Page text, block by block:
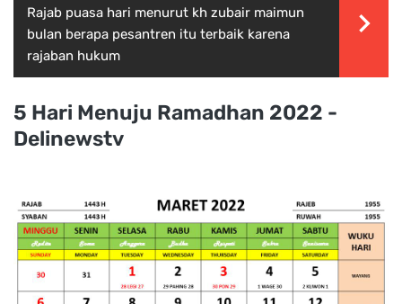
Rajab puasa hari menurut kh zubair maimun
bulan berapa pesantren itu terbaik karena
rajaban hukum
5 Hari Menuju Ramadhan 2022 -
Delinewstv